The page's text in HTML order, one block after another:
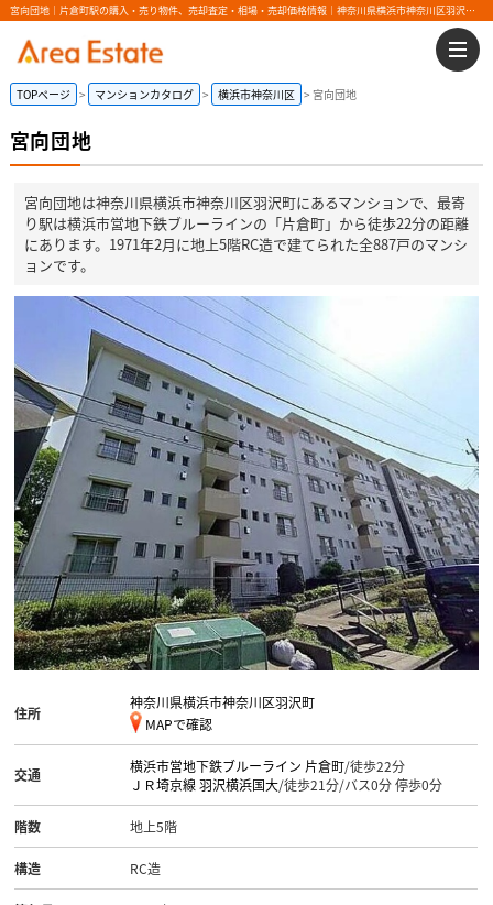
宮向団地｜片倉町駅の購入・売り物件、売却査定・相場・売却価格情報｜神奈川県横浜市神奈川区羽沢町のマンション情報｜エリアエステート
TOPページ マンションカタログ 横浜市神奈川区 宮向団地
宮向団地
宮向団地は神奈川県横浜市神奈川区羽沢町にあるマンションで、最寄
り駅は横浜市営地下鉄ブルーラインの「片倉町」から徒歩22分の距離
にあります。1971年2月に地上5階RC造で建てられた全887戸のマンシ
ョンです。
住所
神奈川県横浜市神奈川区羽沢町
MAPで確認
交通 横浜市営地下鉄ブルーライン 片倉町/徒歩22分
ＪＲ埼京線羽沢横浜国大/徒歩21分/バス0分 停歩0分
階数 地上5階
構造 RC造